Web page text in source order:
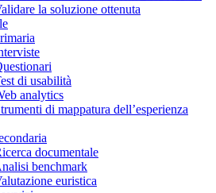
la soluzione ottenuta
di usabilità
analytics
di mappatura dell’esperienza
documentale
benchmark
euristica